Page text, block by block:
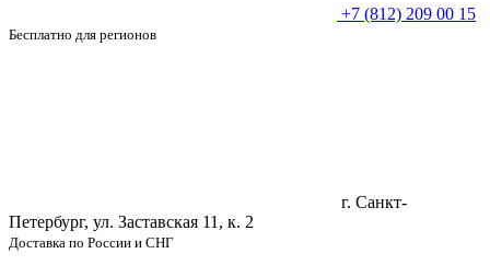
+7 (812) 209 00 15
Бесплатно для регионов
г. Санкт-
Петербург, ул. Заставская 11, к. 2
Доставка по России и СНГ